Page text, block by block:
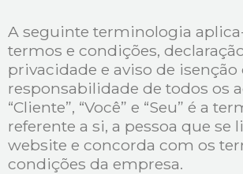
A seguinte terminologia
termos e condições,
privacidade e aviso de isenção
responsabilidade de todos os
“Cliente”, “Você” e “Seu” é a
referente a si, a pessoa que se
website e concorda com os
condições da empresa.